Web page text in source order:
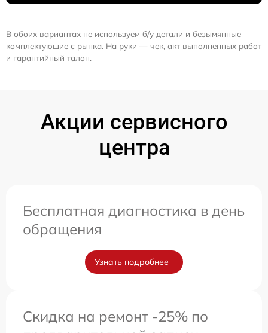
В обоих вариантах не используем б/у детали и безымянные
комплектующие с рынка. На руки — чек, акт выполненных работ
и гарантийный талон.
Акции сервисного
центра
Бесплатная диагностика в день
обращения
Узнать подробнее
Скидка на ремонт -25% по